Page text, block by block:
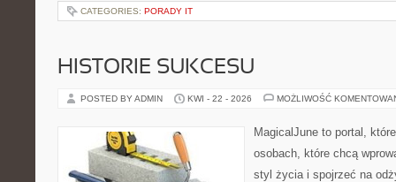
CATEGORIES: PORADY IT
HISTORIE SUKCESU
POSTED BY ADMIN KWI - 22 - 2026 MOŻLIWOŚĆ
MagicalJune to portal,
osobach, które chcą
styl życia i spojrzeć na